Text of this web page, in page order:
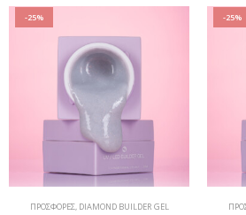
-25%
ΠΡΟΣΦΟΡΈΣ, DIAMOND BUILDER GEL
-25%